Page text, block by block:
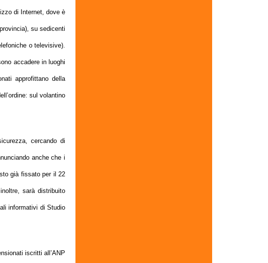
di Internet, dove è
su sedicenti
o televisive).
accadere in luoghi
approfittano della
sul volantino
cercando di
anche che i
già fissato per il 22
sarà distribuito
informativi di Studio
iscritti all’ANP